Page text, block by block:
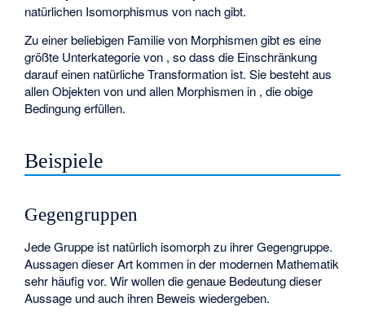
natürlichen Isomorphismus von nachgibt.
Zu einer beliebigen Familievon Morphismengibt es eine
größte Unterkategorievon , so dass die Einschränkung
darauf einen natürliche Transformation ist. Sie besteht aus
allen Objekten von und allen Morphismen in , die obige
Bedingung erfüllen.
Beispiele
Gegengruppen
Jede Gruppe ist natürlich isomorph zu ihrer Gegengruppe.
Aussagen dieser Art kommen in der modernen Mathematik
sehr häufig vor. Wir wollen die genaue Bedeutung dieser
Aussage und auch ihren Beweis wiedergeben.